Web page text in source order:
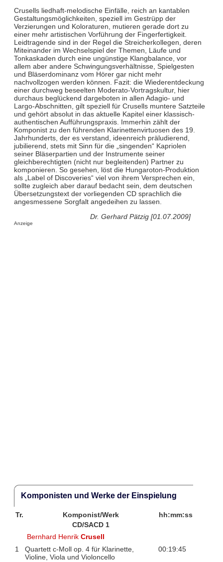
Crusells liedhaft-melodische Einfälle, reich an kantablen
Gestaltungsmöglichkeiten, speziell im Gestrüpp der
Verzierungen und Koloraturen, mutieren gerade dort zu
einer mehr artistischen Vorführung der Fingerfertigkeit.
Leidtragende sind in der Regel die Streicherkollegen, deren
Miteinander im Wechselspiel der Themen, Läufe und
Tonkaskaden durch eine ungünstige Klangbalance, vor
allem aber andere Schwingungsverhältnisse, Spielgesten
und Bläserdominanz vom Hörer gar nicht mehr
nachvollzogen werden können. Fazit: die Wiederentdeckung
einer durchweg beseelten Moderato-Vortragskultur, hier
durchaus beglückend dargeboten in allen Adagio- und
Largo-Abschnitten, gilt speziell für Crusells muntere Satzteile
und gehört absolut in das aktuelle Kapitel einer klassisch-
authentischen Aufführungspraxis. Immerhin zählt der
Komponist zu den führenden Klarinettenvirtuosen des 19.
Jahrhunderts, der es verstand, ideenreich präludierend,
jubilierend, stets mit Sinn für die „singenden“ Kapriolen
seiner Bläserpartien und der Instrumente seiner
gleichberechtigten (nicht nur begleitenden) Partner zu
komponieren. So gesehen, löst die Hungaroton-Produktion
als „Label of Discoveries“ viel von ihrem Versprechen ein,
sollte zugleich aber darauf bedacht sein, dem deutschen
Übersetzungstext der vorliegenden CD sprachlich die
angesmessene Sorgfalt angedeihen zu lassen.
Dr. Gerhard Pätzig [01.07.2009]
Anzeige
Komponisten und Werke der Einspielung
Tr. Komponist/Werk
hh:mm:ss
CD/SACD 1
Bernhard HenrikCrusell
1
Quartett c-Moll op. 4 für Klarinette,
Violine, Viola und Violoncello
00:19:45